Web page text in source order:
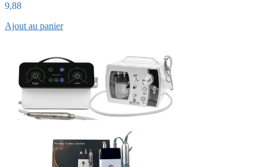
9,88
Ajout au panier